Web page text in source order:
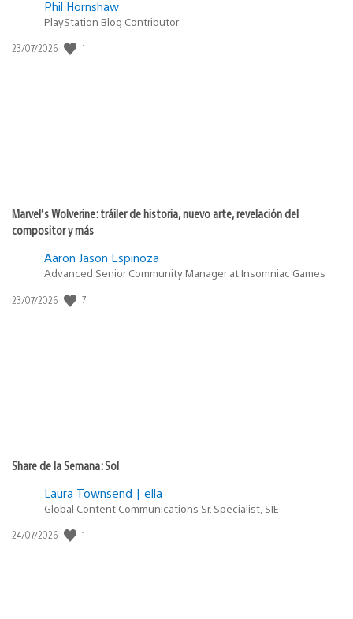
Phil Hornshaw
PlayStation Blog Contributor
Fecha
23/07/2026 1
Marvel’s Wolverine: tráiler de historia, nuevo arte, revelación del
compositor y más
Aaron Jason Espinoza
Advanced Senior Community Manager at Insomniac Games
Fecha
23/07/2026 7
Share de la Semana: Sol
Laura Townsend | ella
Global Content Communications Sr. Specialist, SIE
Fecha
24/07/2026 1